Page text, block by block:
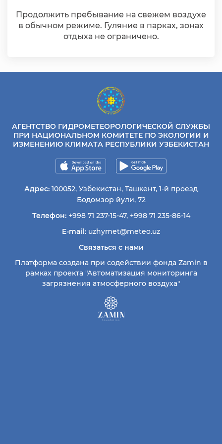
Продолжить пребывание на свежем воздухе
в обычном режиме. Гуляние в парках, зонах
отдыха не ограничено.
АГЕНТСТВО ГИДРОМЕТЕОРОЛОГИЧЕСКОЙ СЛУЖБЫ
ПРИ НАЦИОНАЛЬНОМ КОМИТЕТЕ ПО ЭКОЛОГИИ И
ИЗМЕНЕНИЮ КЛИМАТА РЕСПУБЛИКИ УЗБЕКИСТАН
Адрес: 100052, Узбекистан, Ташкент, 1-й проезд
Бодомзор йули, 72
Телефон: +998 71 237-15-47, +998 71 235-86-14
E-mail: uzhymet@meteo.uz
Связаться с нами
Платформа создана при содействии фонда Zamin в
рамках проекта "Автоматизация мониторинга
загрязнения атмосферного воздуха"